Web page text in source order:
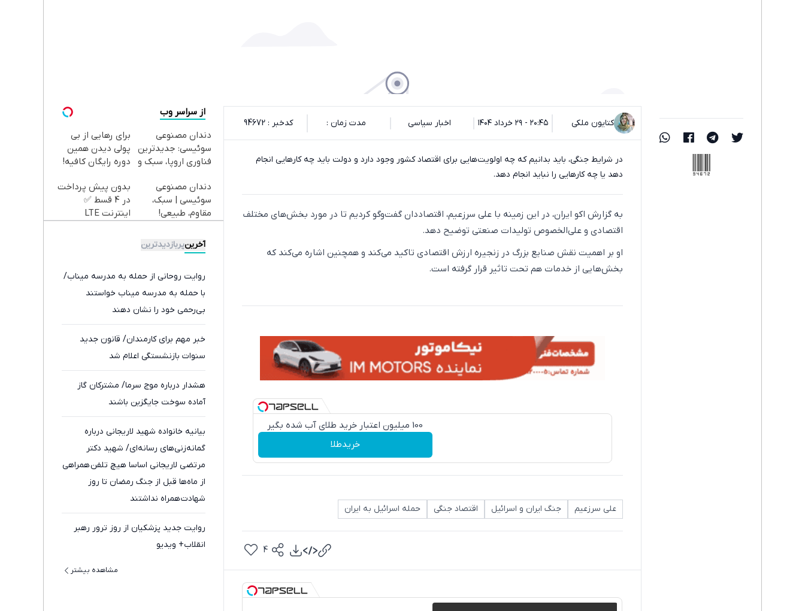
کتایون ملکی ۲۰:۴۵ - ۲۹ خرداد ۱۴۰۴ اخبار سیاسی مدت زمان : کدخبر : 94672
در شرایط جنگی، باید بدانیم که چه اولویت‌هایی برای اقتصاد کشور وجود دارد و دولت باید چه کارهایی انجام
دهد یا چه کارهایی را نباید انجام دهد.
به گزارش اکو ایران، در این زمینه با علی سرزعیم، اقتصاددان گفت‌وگو کردیم تا در مورد بخش‌های مختلف
اقتصادی و علی‌الخصوص تولیدات صنعتی توضیح دهد.
او بر اهمیت نقش صنایع بزرگ در زنجیره ارزش اقتصادی تاکید می‌کند و همچنین اشاره می‌کند که
بخش‌هایی از خدمات هم تحت تاثیر قرار گرفته است.
100 میلیون اعتبار خرید طلای آب شده بگیر
خریدطلا
علی سرزعیم جنگ ایران و اسرائیل اقتصاد جنگی حمله اسرائیل به ایران
4
از سراسر وب
دندان مصنوعی
سوئیسی: جدیدترین
فناوری اروپا، سبک و
قسطی
برای رهایی از بی
پولی دیدن همین
دوره رایگان کافیه!
دندان مصنوعی
سوئیسی | سبک،
مقاوم، طبیعی!
رایگان+پرداخت
اقساطی😍
بدون پیش پرداخت
در 4 قسط ✅
اینترنت LTE
آخرینپربازدیدترین
روایت روحانی از حمله به مدرسه میناب/
با حمله به مدرسه میناب خواستند
بی‌رحمی خود را نشان دهند
خبر مهم برای کارمندان/ قانون جدید
سنوات بازنشستگی اعلام شد
هشدار درباره موج سرما/ مشترکان گاز
آماده سوخت جایگزین باشند
بیانیه خانواده شهید لاریجانی درباره
گمانه‌زنی‌های رسانه‌ای/ شهید دکتر
مرتضی لاریجانی اساسا هیچ تلفن همراهی
از ماه‌ها قبل از جنگ رمضان تا روز
شهادت همراه نداشتند
روایت جدید پزشکیان از روز ترور رهبر
انقلاب+ ویدیو
مشاهده بیشتر